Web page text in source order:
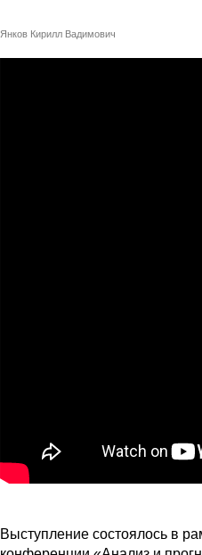
Янков Кирилл Вадимович
Выступление состоялось в